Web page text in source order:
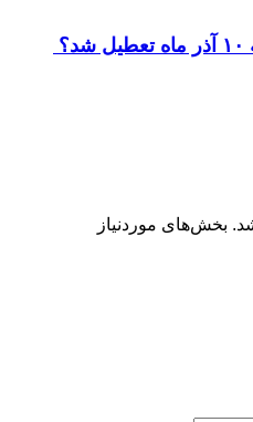
بخش‌های موردنیاز